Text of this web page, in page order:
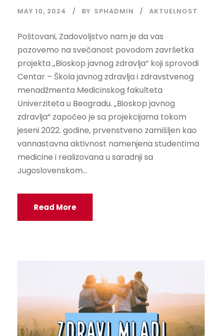
MAY 10, 2024 BY SPHADMIN AKTUELNOST
Poštovani, Zadovoljstvo nam je da vas
pozovemo na svečanost povodom završetka
projekta „Bioskop javnog zdravlja“ koji sprovodi
Centar – Škola javnog zdravlja i zdravstvenog
menadžmenta Medicinskog fakulteta
Univerziteta u Beogradu. „Bioskop javnog
zdravlja“ započeo je sa projekcijama tokom
jeseni 2022. godine, prvenstveno zamišljen kao
vannastavna aktivnost namenjena studentima
medicine i realizovana u saradnji sa
Jugoslovenskom...
Read More